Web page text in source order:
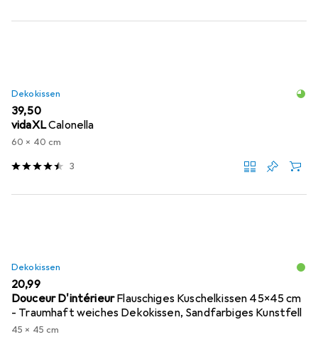
Dekokissen
EUR
39,50
vidaXLCalonella
60 x 40 cm
3
Dekokissen
EUR
20,99
Douceur D'intérieurFlauschiges Kuschelkissen 45x45 cm
- Traumhaft weiches Dekokissen, Sandfarbiges Kunstfell
45 x 45 cm